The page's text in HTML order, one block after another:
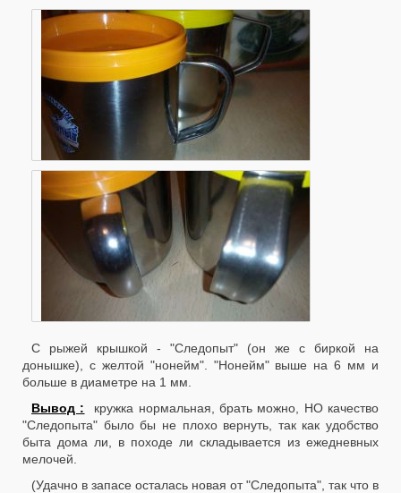
С рыжей крышкой - "Следопыт" (он же с биркой на
донышке), с желтой "нонейм". "Нонейм" выше на 6 мм и
больше в диаметре на 1 мм.
Вывод : кружка нормальная, брать можно, НО качество
"Следопыта" было бы не плохо вернуть, так как удобство
быта дома ли, в походе ли складывается из ежедневных
мелочей.
(Удачно в запасе осталась новая от "Следопыта", так что в